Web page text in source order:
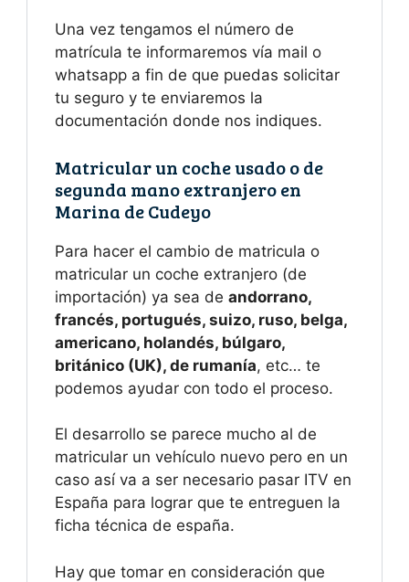
Una vez tengamos el número de
matrícula te informaremos vía mail o
whatsapp a fin de que puedas solicitar
tu seguro y te enviaremos la
documentación donde nos indiques.
Matricular un coche usado o de
segunda mano extranjero en
Marina de Cudeyo
Para hacer el cambio de matricula o
matricular un coche extranjero (de
importación) ya sea de andorrano,
francés, portugués, suizo, ruso, belga,
americano, holandés, búlgaro,
británico (UK), de rumanía, etc… te
podemos ayudar con todo el proceso.
El desarrollo se parece mucho al de
matricular un vehículo nuevo pero en un
caso así va a ser necesario pasar ITV en
España para lograr que te entreguen la
ficha técnica de españa.
Hay que tomar en consideración que